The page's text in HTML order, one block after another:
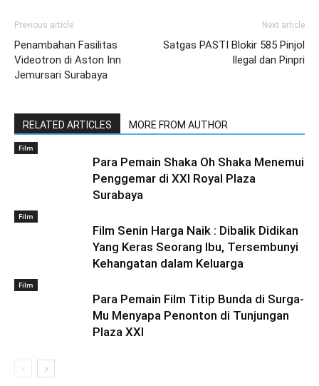
Previous article
Penambahan Fasilitas
Videotron di Aston Inn
Jemursari Surabaya
Next article
Satgas PASTI Blokir 585 Pinjol
Ilegal dan Pinpri
RELATED ARTICLES MORE FROM AUTHOR
Film
Para Pemain Shaka Oh Shaka Menemui
Penggemar di XXI Royal Plaza
Surabaya
Film
Film Senin Harga Naik : Dibalik Didikan
Yang Keras Seorang Ibu, Tersembunyi
Kehangatan dalam Keluarga
Film
Para Pemain Film Titip Bunda di Surga-
Mu Menyapa Penonton di Tunjungan
Plaza XXI